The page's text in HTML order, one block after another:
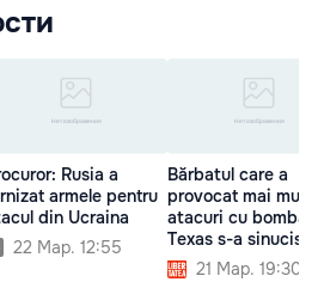
Rusia a
armele pentru
din Ucraina
22 Мар. 12:55
Bărbatul care a
provocat mai
atacuri cu bombă
Texas s-a sinucis
21 Мар. 19:30